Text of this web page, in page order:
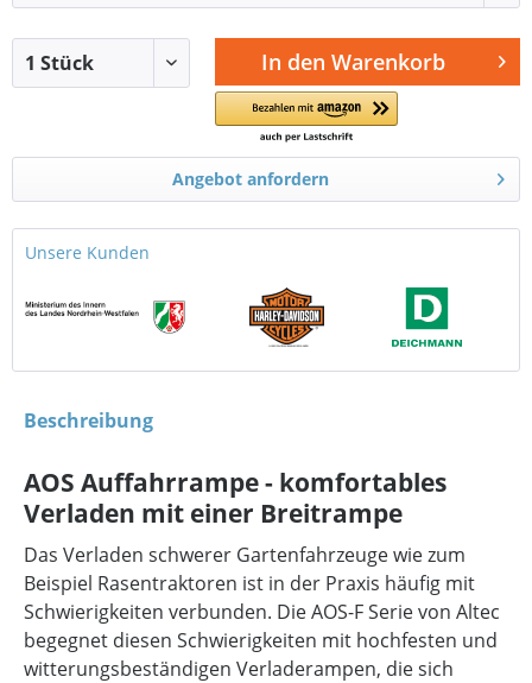
In den Warenkorb
Angebot anfordern
Unsere Kunden
Beschreibung
AOS Auffahrrampe - komfortables
Verladen mit einer Breitrampe
Das Verladen schwerer Gartenfahrzeuge wie zum
Beispiel Rasentraktoren ist in der Praxis häufig mit
Schwierigkeiten verbunden. Die AOS-F Serie von Altec
begegnet diesen Schwierigkeiten mit hochfesten und
witterungsbeständigen Verladerampen, die sich